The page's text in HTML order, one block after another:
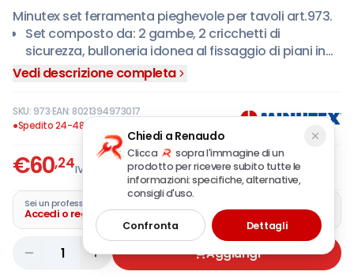
Minutex set ferramenta pieghevole per tavoli art.973.
Set composto da: 2 gambe, 2 cricchetti di
sicurezza, bulloneria idonea al fissaggio di piani in
legno con spessore max 30 mm, istruzioni di
Vedi descrizione completa
SKU: 973·EAN: 8021394973017
●Spedito 24-48 ore
€60,24IVA incl.
Sei un professionista?
Accedi o registra la tua azienda
1 Aggiungi
Chiedi a Renaudo
Clicca
sopra l'immagine di un
prodotto per ricevere subito tutte le
informazioni: specifiche, alternative,
consigli d'uso.
Confronta Dettagli